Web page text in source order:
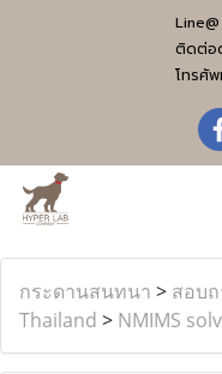
ติดต่อ
โทร
กระดานสนทนา > สอบ
Thailand > NMIMS